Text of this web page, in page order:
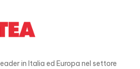
in Italia ed Europa nel settore